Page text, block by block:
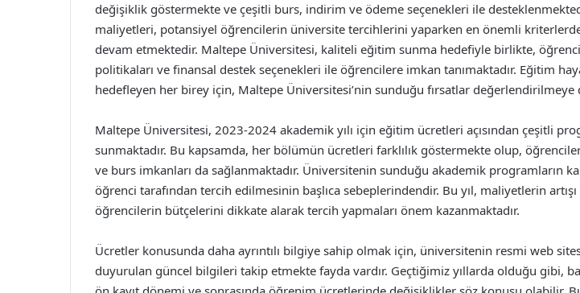
değişiklik göstermekte ve çeşitli burs, indirim ve ödeme seçenekleri ile
maliyetleri, potansiyel öğrencilerin üniversite tercihlerini yaparken en önemli
devam etmektedir. Maltepe Üniversitesi, kaliteli eğitim sunma hedefiyle birlikte,
politikaları ve finansal destek seçenekleri ile öğrencilere imkan tanımaktadır. Eğitim
hedefleyen her birey için, Maltepe Üniversitesi’nin sunduğu fırsatlar değerlendirilmeye
Maltepe Üniversitesi, 2023-2024 akademik yılı için eğitim ücretleri açısından çeşitli
sunmaktadır. Bu kapsamda, her bölümün ücretleri farklılık göstermekte olup,
ve burs imkanları da sağlanmaktadır. Üniversitenin sunduğu akademik programların
öğrenci tarafından tercih edilmesinin başlıca sebeplerindendir. Bu yıl, maliyetlerin
öğrencilerin bütçelerini dikkate alarak tercih yapmaları önem kazanmaktadır.
Ücretler konusunda daha ayrıntılı bilgiye sahip olmak için, üniversitenin resmi web
duyurulan güncel bilgileri takip etmekte fayda vardır. Geçtiğimiz yıllarda olduğu gibi,